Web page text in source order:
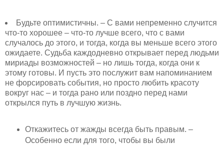
Будьте оптимистичны. – С вами непременно случится
что-то хорошее – что-то лучше всего, что с вами
случалось до этого, и тогда, когда вы меньше всего этого
ожидаете. Судьба каждодневно открывает перед людьми
мириады возможностей – но лишь тогда, когда они к
этому готовы. И пусть это послужит вам напоминанием
не форсировать события, но просто любить красоту
вокруг нас – и тогда рано или поздно перед нами
открылся путь в лучшую жизнь.
Откажитесь от жажды всегда быть правым. –
Особенно если для того, чтобы вы были